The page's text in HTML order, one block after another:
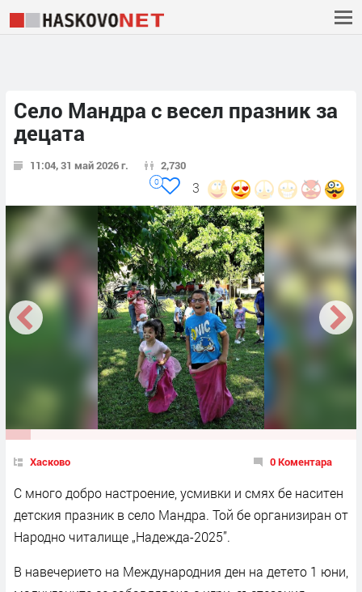
Село Мандра с весел празник за
децата
11:04, 31 май 2026 г. 2,730
3
0
Хасково 0 Коментара
С много добро настроение, усмивки и смях бе наситен
детския празник в село Мандра. Той бе организиран от
Народно читалище „Надежда-2025”.
В навечерието на Международния ден на детето 1 юни,